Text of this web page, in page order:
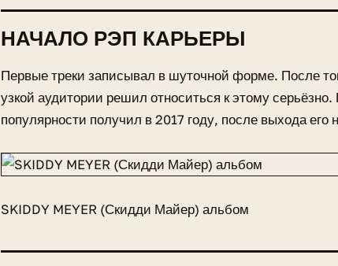
НАЧАЛО РЭП КАРЬЕРЫ
Первые треки записывал в шуточной форме. После
узкой аудитории решил относиться к этому
популярности получил в 2017 году, после выхода его
SKIDDY MEYER (Скидди Майер) альбом